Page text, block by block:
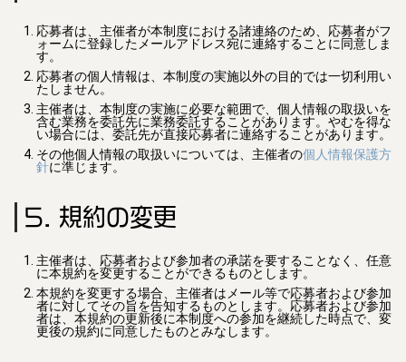
応募者は、主催者が本制度における諸連絡のため、応募者がフ
ォームに登録したメールアドレス宛に連絡することに同意しま
す。
応募者の個人情報は、本制度の実施以外の目的では一切利用い
たしません。
主催者は、本制度の実施に必要な範囲で、個人情報の取扱いを
含む業務を委託先に業務委託することがあります。やむを得な
い場合には、委託先が直接応募者に連絡することがあります。
その他個人情報の取扱いについては、主催者の個人情報保護方
針に準じます。
5. 規約の変更
主催者は、応募者および参加者の承諾を要することなく、任意
に本規約を変更することができるものとします。
本規約を変更する場合、主催者はメール等で応募者および参加
者に対してその旨を告知するものとします。応募者および参加
者は、本規約の更新後に本制度への参加を継続した時点で、変
更後の規約に同意したものとみなします。